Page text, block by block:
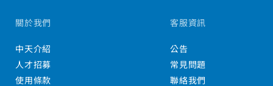
關於我們
中天介紹
人才招募
使用條款
客服資訊
公告
常見問題
聯絡我們